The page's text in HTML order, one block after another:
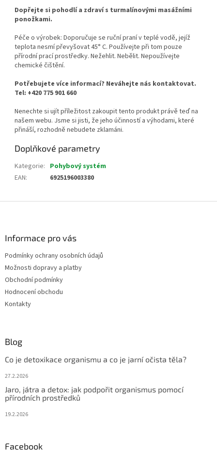
Dopřejte si pohodlí a zdraví s turmalínovými masážními
ponožkami.
Péče o výrobek: Doporučuje se ruční praní v teplé vodě, jejíž
teplota nesmí převyšovat 45° C. Používejte při tom pouze
přírodní prací prostředky. Nežehlit. Nebělit. Nepoužívejte
chemické čištění.
Potřebujete více informací? Neváhejte nás kontaktovat.
Tel: +420 775 901 660
Nenechte si ujít příležitost zakoupit tento produkt právě teď na
našem webu. Jsme si jisti, že jeho účinností a výhodami, které
přináší, rozhodně nebudete zklamáni.
Doplňkové parametry
Kategorie: Pohybový systém
EAN: 6925196003380
Informace pro vás
Podmínky ochrany osobních údajů
Možnosti dopravy a platby
Obchodní podmínky
Hodnocení obchodu
Kontakty
Blog
Co je detoxikace organismu a co je jarní očista těla?
27.2.2026
Jaro, játra a detox: jak podpořit organismus pomocí
přírodních prostředků
19.2.2026
Facebook